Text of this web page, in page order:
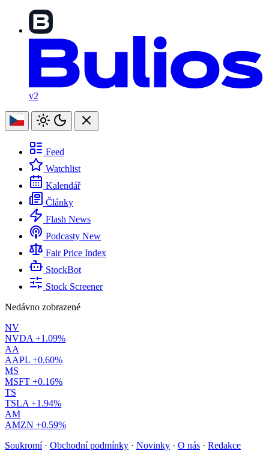
v2
Feed
Watchlist
Kalendář
Články
Flash News
Podcasty New
Fair Price Index
StockBot
Stock Screener
Nedávno zobrazené
NV
NVDA +1.09%
AA
AAPL +0.60%
MS
MSFT +0.16%
TS
TSLA +1.94%
AM
AMZN +0.59%
Soukromí · Obchodní podmínky · Novinky · O nás · Redakce